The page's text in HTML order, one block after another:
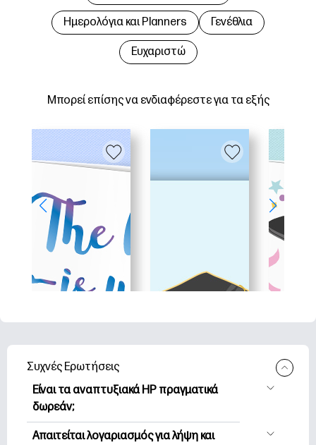
Μπορεί επίσης να ενδιαφέρεστε για τα εξής
Hμερολόγια και Planners Γενέθλια
Ευχαριστώ
Συχνές Ερωτήσεις
Είναι τα αναπτυξιακά HP πραγματικά
δωρεάν;
Η HP Printables προσφέρει 2,500+
Απαιτείται λογαριασμός για λήψη και